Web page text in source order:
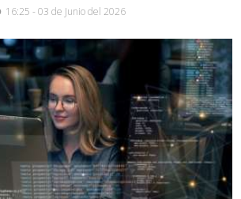
16:25 - 03 de Junio del 2026